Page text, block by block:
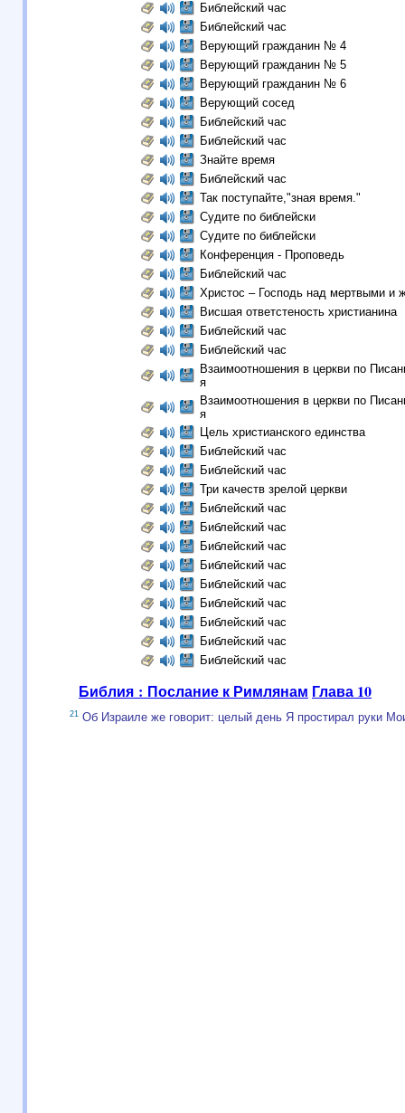
Библейский час
Библейский час
Верующий гражданин № 4
Верующий гражданин № 5
Верующий гражданин № 6
Верующий сосед
Библейский час
Библейский час
Знайте время
Библейский час
Так поступайте,"зная время."
Судите по библейски
Судите по библейски
Конференция - Проповедь
Библейский час
Христос – Господь над мертвыми и
Висшая ответстеность христианина
Библейский час
Библейский час
Взаимоотношения в церкви по
я
Взаимоотношения в церкви по
я
Цель христианского единства
Библейский час
Библейский час
Три качеств зрелой церкви
Библейский час
Библейский час
Библейский час
Библейский час
Библейский час
Библейский час
Библейский час
Библейский час
Библейский час
Библия : Послание к Римлянам Глава 10
21 Об Израиле же говорит: целый день Я простирал руки